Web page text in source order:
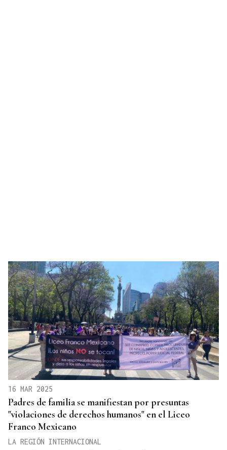
16 MAR 2025
Padres de familia se manifiestan por presuntas
"violaciones de derechos humanos" en el Liceo
Franco Mexicano
LA REGIÓN INTERNACIONAL